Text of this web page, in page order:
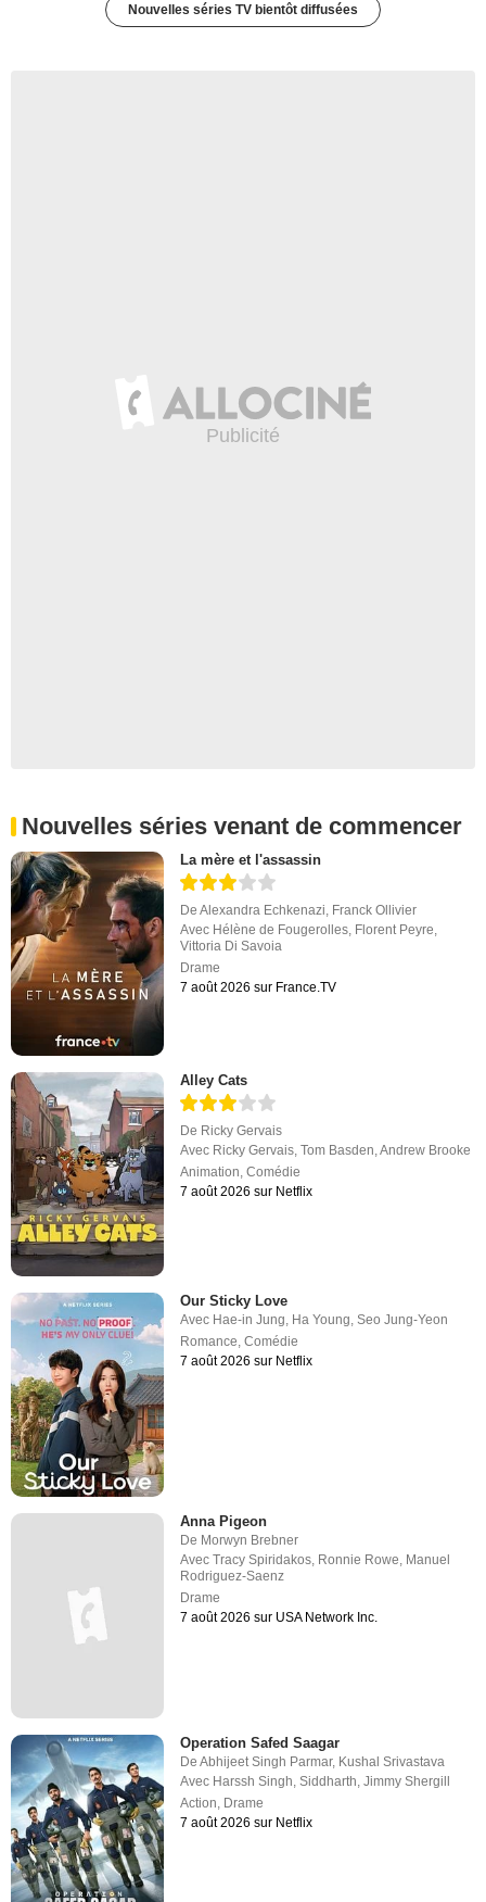
Nouvelles séries TV bientôt diffusées
Nouvelles séries venant de commencer
La mère et l'assassin
DeAlexandra Echkenazi Franck Ollivier
Avec Hélène de Fougerolles Florent Peyre
Vittoria Di Savoia
Drame
7 août 2026 sur France.TV
Alley Cats
De Ricky Gervais
Avec Ricky Gervais,Tom Basden,Andrew Brooke
Animation,Comédie
7 août 2026 sur Netflix
Our Sticky Love
Avec Hae-in Jung, Ha Young,Seo Jung-Yeon
Romance,Comédie
7 août 2026 sur Netflix
Anna Pigeon
De Morwyn Brebner
AvecTracy Spiridakos, Ronnie Rowe, Manuel
Rodriguez-Saenz
Drame
7 août 2026 sur USA Network Inc.
Operation Safed Saagar
DeAbhijeet Singh Parmar, Kushal Srivastava
Avec Harssh Singh ,Siddharth ,Jimmy Shergill
Action Drame
7 août 2026 sur Netflix